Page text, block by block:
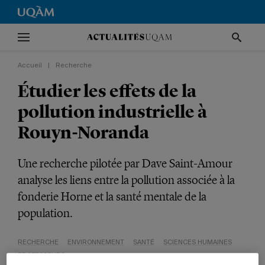
Accueil Recherche
Étudier les effets de la
pollution industrielle à
Rouyn-Noranda
Une recherche pilotée par Dave Saint-Amour
analyse les liens entre la pollution associée à la
fonderie Horne et la santé mentale de la
population.
RECHERCHE ENVIRONNEMENT SANTÉ
SCIENCES HUMAINES
PROFESSEURS